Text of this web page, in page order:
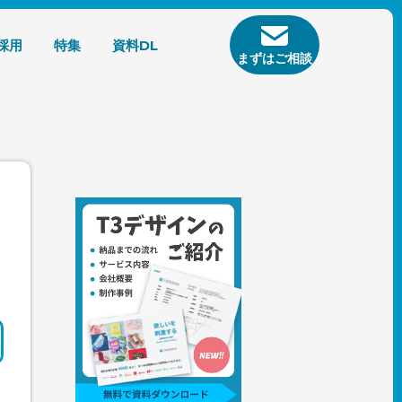
用 特集 資料DL
まずはご相談